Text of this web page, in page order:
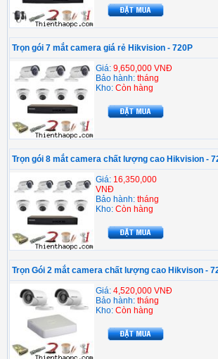
Trọn gói 7 mắt camera giá rẻ Hikvision - 720P
Giá: 9,650,000 VNĐ
Bảo hành: tháng
Kho: Còn hàng
Trọn gói 8 mắt camera chất lượng cao Hikvision -
Giá: 16,350,000
VNĐ
Bảo hành: tháng
Kho: Còn hàng
Trọn Gói 2 mắt camera chất lượng cao Hikvison -
Giá: 4,520,000 VNĐ
Bảo hành: tháng
Kho: Còn hàng